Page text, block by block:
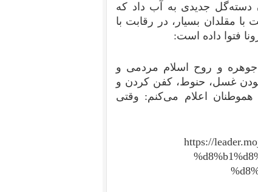
دسته‌گل جدیدی به آب داد که
مقلدان بسیار،‌ در رقابت با
فتوا داده است:‌
جوهره و روح اسلام مردمی و
بودن غسل، حنوط، کفن کردن و
اعلام می‌کنم: وقتی
https://